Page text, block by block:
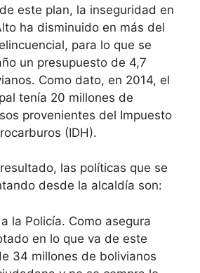
este plan, la inseguridad en
ha disminuido en más del
para lo que se
un presupuesto de 4,7
Como dato, en 2014, el
tenía 20 millones de
provenientes del Impuesto
(IDH).
las políticas que se
desde la alcaldía son:
la Policía. Como asegura
en lo que va de este
34 millones de bolivianos